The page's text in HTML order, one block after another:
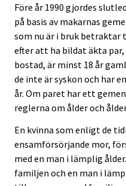
Före år 1990 gjordes
på basis av makarnas
som nu är i bruk betraktar
efter att ha bildat äkta
bostad, är minst 18 år
de inte är syskon och har
år. Om paret har ett
reglerna om ålder och
En kvinna som enligt de
ensamförsörjande mor,
med en man i lämplig
familjen och en man i